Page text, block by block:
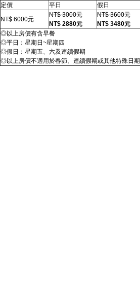
定價 平日
假日
NT$ 6000元
NT$ 3000元
NT$ 2880元
NT$ 3600元
NT$ 3480元
◎以上房價有含早餐
◎平日：星期日~星期四
◎假日：星期五、六及連續假期
◎以上房價不適用於春節、連續假期或其他特殊日期